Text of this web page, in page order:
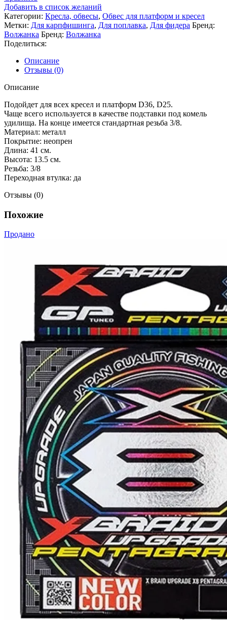
Добавить в список желаний
Категории: Кресла, обвесы, Обвес для платформ и кресел
Метки: Для карпфишинга, Для поплавка, Для фидера Бренд:
Волжанка Бренд: Волжанка
Поделиться:
Описание
Отзывы (0)
Описание
Подойдет для всех кресел и платформ D36, D25.
Чаще всего используется в качестве подставки под комель
удилища. На конце имеется стандартная резьба 3/8.
Материал: металл
Покрытие: неопрен
Длина: 41 см.
Высота: 13.5 см.
Резьба: 3/8
Переходная втулка: да
Отзывы (0)
Похожие
Продано